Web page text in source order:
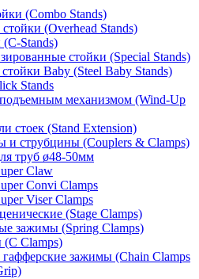
(Combo Stands)
(Overhead Stands)
Stands)
стойки (Special Stands)
Baby (Steel Baby Stands)
Stands
механизмом (Wind-Up
стоек (Stand Extension)
и струбцины (Couplers & Clamps)
труб ø48-50мм
Claw
Convi Clamps
Viser Clamps
(Stage Clamps)
зажимы (Spring Clamps)
Clamps)
зажимы (Chain Clamps